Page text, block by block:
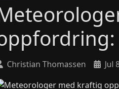
Christian Thomassen Jul